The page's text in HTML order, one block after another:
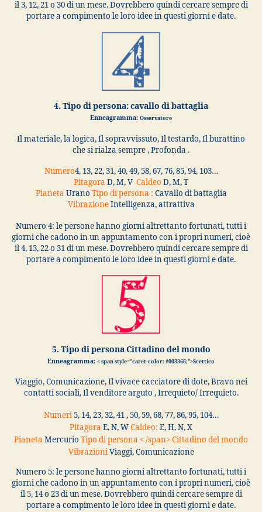
il 3, 12, 21 o 30 di un mese. Dovrebbero quindi cercare sempre di
portare a compimento le loro idee in questi giorni e date.
4. Tipo di persona: cavallo di battaglia
Enneagramma: Osservatore
Il materiale, la logica, Il sopravvissuto, Il testardo, Il burattino
che si rialza sempre , Profonda .
Numero4, 13, 22, 31, 40, 49, 58, 67, 76, 85, 94, 103…
Pitagora D, M, V Caldeo D, M, T
Pianeta Urano Tipo di persona : Cavallo di battaglia
VibrazioneIntelligenza, attrattiva
Numero 4: le persone hanno giorni altrettanto fortunati, tutti i
giorni che cadono in un appuntamento con i propri numeri, cioè
il 4, 13, 22 o 31 di un mese. Dovrebbero quindi cercare sempre di
portare a compimento le loro idee in questi giorni e date.
5. Tipo di persona Cittadino del mondo
Enneagramma: < span style=”caret-color: #003366;”>Scettico
Viaggio, Comunicazione, Il vivace cacciatore di dote, Bravo nei
contatti sociali, Il venditore arguto , Irrequieto/ Irrequieto.
Numeri5, 14, 23, 32, 41 , 50, 59, 68, 77, 86, 95, 104…
Pitagora E, N, WCaldeo: E, H, N, X
Pianeta Mercurio Tipo di persona < /span> Cittadino del mondo
VibrazioniViaggi, Comunicazione
Numero 5: le persone hanno giorni altrettanto fortunati, tutti i
giorni che cadono in un appuntamento con i propri numeri, cioè
il 5, 14 o 23 di un mese. Dovrebbero quindi cercare sempre di
portare a compimento le loro idee in questi giorni e date.